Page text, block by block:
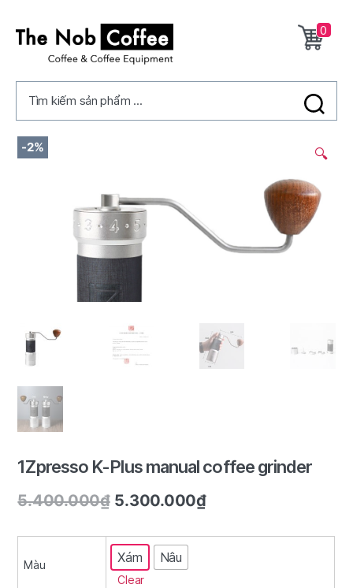
Coffee
0
Tìm kiếm sản phẩm ...
-2% 🔍
1Zpresso K-Plus manual coffee grinder
5.400.000₫ 5.300.000₫
Màu Xám Nâu
Clear